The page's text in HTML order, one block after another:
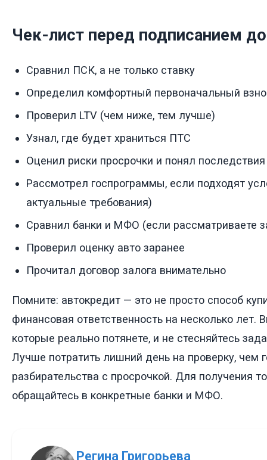
Чек-лист перед подписанием
Сравнил ПСК, а не только ставку
Определил комфортный первоначальный
Проверил LTV (чем ниже, тем лучше)
Узнал, где будет храниться ПТС
Оценил риски просрочки и понял последствия
Рассмотрел госпрограммы, если подходят
актуальные требования)
Сравнил банки и МФО (если рассматриваете
Проверил оценку авто заранее
Прочитал договор залога внимательно
Помните: автокредит — это не просто способ
финансовая ответственность на несколько лет.
которые реально потянете, и не стесняйтесь
Лучше потратить лишний день на проверку, чем
разбирательства с просрочкой. Для получения
обращайтесь в конкретные банки и МФО.
Регина Григорьева